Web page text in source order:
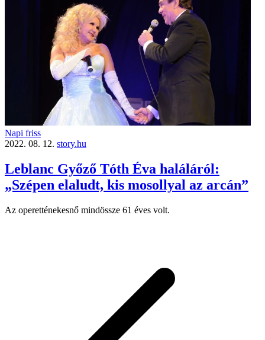
Napi friss
2022. 08. 12. story.hu
Leblanc Győző Tóth Éva haláláról:
„Szépen elaludt, kis mosollyal az arcán”
Az operetténekesnő mindössze 61 éves volt.